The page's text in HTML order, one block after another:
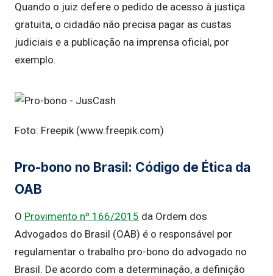
Quando o juiz defere o pedido de acesso à justiça
gratuita, o cidadão não precisa pagar as custas
judiciais e a publicação na imprensa oficial, por
exemplo.
Foto: Freepik (www.freepik.com)
Pro-bono no Brasil: Código de Ética da
OAB
O Provimento nº 166/2015 da Ordem dos
Advogados do Brasil (OAB) é o responsável por
regulamentar o trabalho pro-bono do advogado no
Brasil. De acordo com a determinação, a definição